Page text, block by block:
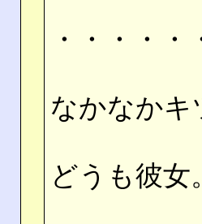
・・・・・
なかなかキ
どうも彼女